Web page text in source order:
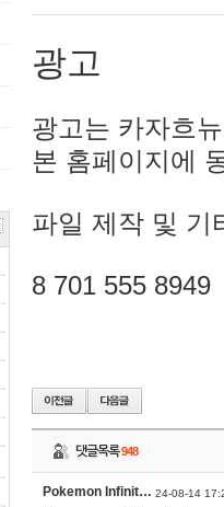
광고
광고는 카자흐
본 홈페이지에
파일 제작 및 기
8 701 555 8949
댓글목록948
Pokemon Infinit… 24-08-14